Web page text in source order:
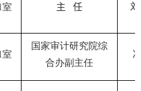
室 主 任
室
国家审计研究院综
合办副主任